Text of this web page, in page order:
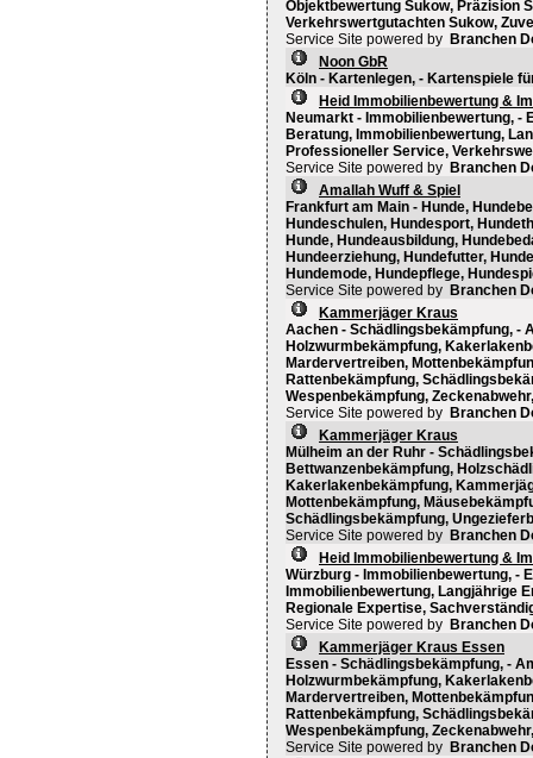
Objektbewertung Sukow, Präzision
Verkehrswertgutachten Sukow,
Service Site powered by Branchen
Noon GbR
Köln - Kartenlegen, - Kartenspiele
Heid Immobilienbewertung &
Neumarkt - Immobilienbewertung, -
Beratung, Immobilienbewertung,
Professioneller Service,
Service Site powered by Branchen
Amallah Wuff & Spiel
Frankfurt am Main - Hunde,
Hundeschulen, Hundesport,
Hunde, Hundeausbildung,
Hundeerziehung, Hundefutter,
Hundemode, Hundepflege,
Service Site powered by Branchen
Kammerjäger Kraus
Aachen - Schädlingsbekämpfung, -
Holzwurmbekämpfung,
Mardervertreiben,
Rattenbekämpfung,
Wespenbekämpfung, Zeckenabwehr,
Service Site powered by Branchen
Kammerjäger Kraus
Mülheim an der Ruhr -
Bettwanzenbekämpfung,
Kakerlakenbekämpfung,
Mottenbekämpfung,
Schädlingsbekämpfung,
Service Site powered by Branchen
Heid Immobilienbewertung &
Würzburg - Immobilienbewertung, -
Immobilienbewertung, Langjährige
Regionale Expertise,
Service Site powered by Branchen
Kammerjäger Kraus Essen
Essen - Schädlingsbekämpfung, -
Holzwurmbekämpfung,
Mardervertreiben,
Rattenbekämpfung,
Wespenbekämpfung, Zeckenabwehr,
Service Site powered by Branchen